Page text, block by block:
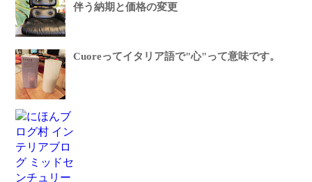
伴う納期と価格の変更
Cuoreってイタリア語で"心"って意味です。